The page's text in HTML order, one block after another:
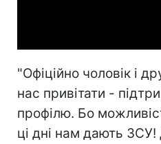
"Офіційно чоловік і
нас привітати -
профілю. Бо
ці дні нам дають ЗСУ!